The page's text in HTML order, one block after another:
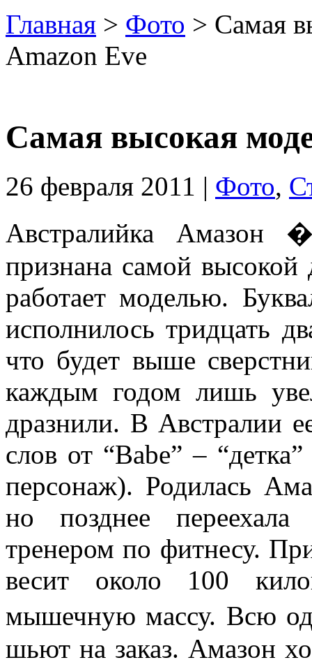
Главная > Фото > Самая
Amazon Eve
Самая высокая
26 февраля 2011 | Фото,
Австралийка Амазон
признана самой высокой
работает моделью.
исполнилось тридцать
что будет выше
каждым годом лишь
дразнили. В Австралии
слов от “Babe” –
персонаж). Родилась
но позднее
тренером по фитнесу.
весит около 100
мышечную массу. Всю
шьют на заказ. Амазон